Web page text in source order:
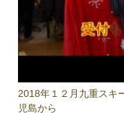
2018年１２月九重スキ
児島から